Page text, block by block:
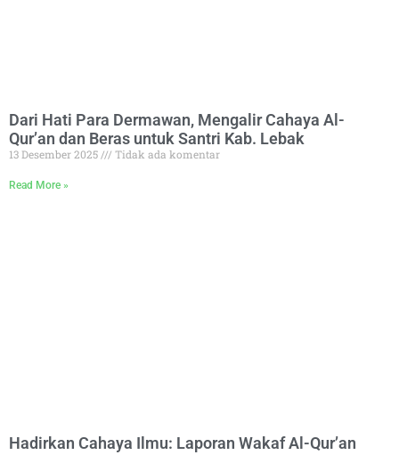
Dari Hati Para Dermawan, Mengalir Cahaya Al-
Qur’an dan Beras untuk Santri Kab. Lebak
13 Desember 2025 Tidak ada komentar
Read More »
Hadirkan Cahaya Ilmu: Laporan Wakaf Al-Qur’an